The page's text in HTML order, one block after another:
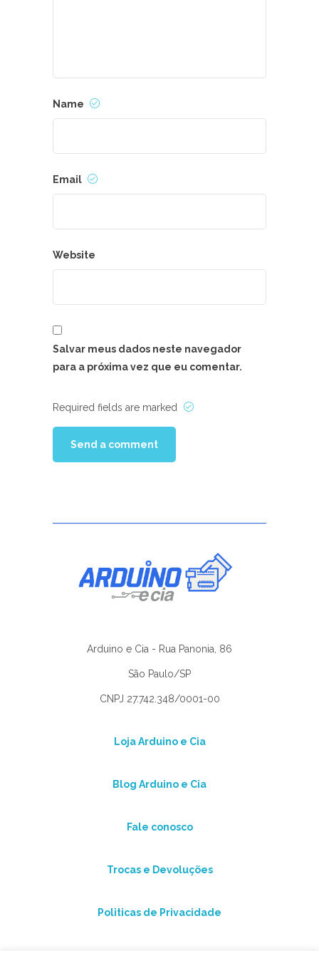
Name
Email
Website
Salvar meus dados neste navegador
para a próxima vez que eu comentar.
Required fields are marked
Arduino e Cia - Rua Panonia, 86
São Paulo/SP
CNPJ 27.742.348/0001-00
Loja Arduino e Cia
Blog Arduino e Cia
Fale conosco
Trocas e Devoluções
Politicas de Privacidade